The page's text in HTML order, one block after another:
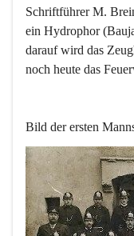
Schriftführer M.
ein Hydrophor
darauf wird das
noch heute das
Bild der ersten